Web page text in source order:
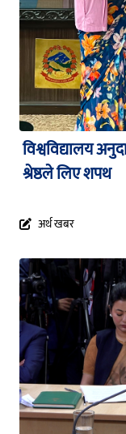
विश्वविद्यालय
श्रेष्ठले लिए शपथ
अर्थ खबर